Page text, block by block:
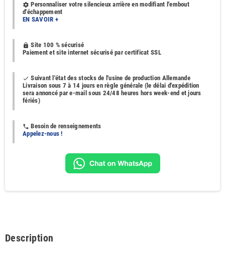
settings Personnaliser votre silencieux arrière en modifiant l'embout
d'échappement
EN SAVOIR +
https Site 100 % sécurisé
Paiement et site internet sécurisé par certificat SSL
done Suivant l'état des stocks de l'usine de production Allemande
Livraison sous 7 à 14 jours en règle générale (le délai d'expédition
sera annoncé par e-mail sous 24/48 heures hors week-end et jours
fériés)
phone Besoin de renseignements
Appelez-nous !
Description